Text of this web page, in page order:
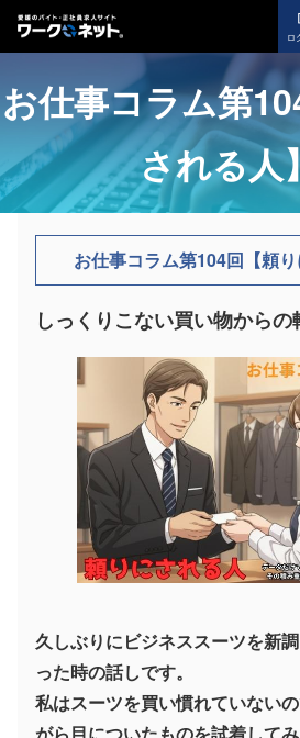
ロ
お仕事コラム第
される
お仕事コラム第104回【頼
しっくりこない買い物からの
久しぶりにビジネススーツを新
った時の話しです。
私はスーツを買い慣れていない
がら目についたものを試着してみ